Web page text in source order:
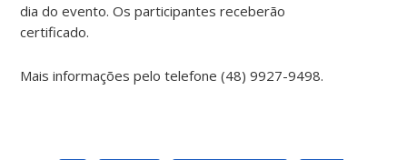
dia do evento. Os participantes receberão
certificado.
Mais informações pelo telefone (48) 9927-9498.